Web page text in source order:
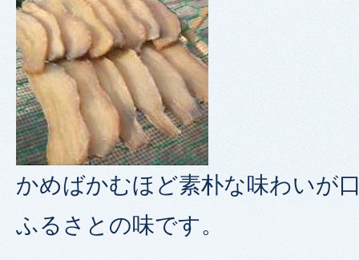
かめばかむほど素朴な味わいが
ふるさとの味です。